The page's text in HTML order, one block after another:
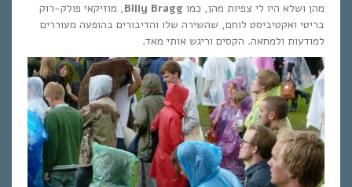
מהן ושלא היו לי צפיות מהן, כמו Billy Bragg, מוזיקאי פולק-רוק
בריטי ואקטיביסט לוחם, שהשירה שלו והדיבורים בהופעה מעוררים
למודעות ולמחאה. הקסים וריגש אותי מאד.